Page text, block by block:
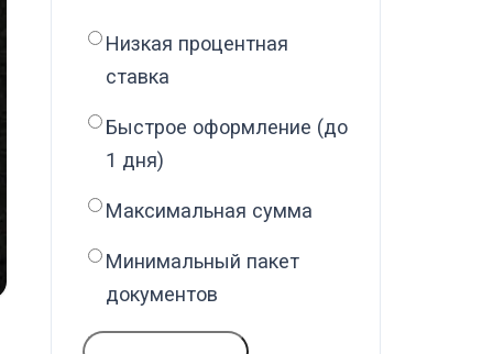
Низкая процентная
ставка
Быстрое оформление (до
1 дня)
Максимальная сумма
Минимальный пакет
документов